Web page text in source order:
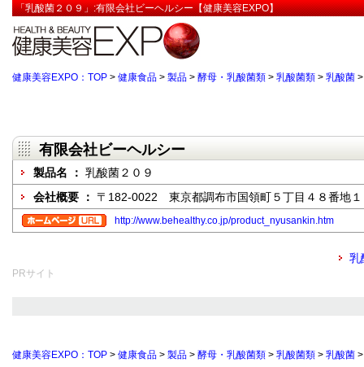
「乳酸菌２０９」:有限会社ビーヘルシー【健康美容EXPO】
健康美容EXPO：TOP > 健康食品 > 製品 > 酵母・乳酸菌類 > 乳酸菌類 > 乳酸菌
有限会社ビーヘルシー
製品名 ： 乳酸菌２０９
会社概要 ： 〒182-0022 東京都調布市国領町５丁目４８番地
http://www.behealthy.co.jp/product_nyusankin.htm
乳
PRサイト
健康美容EXPO：TOP > 健康食品 > 製品 > 酵母・乳酸菌類 > 乳酸菌類 > 乳酸菌